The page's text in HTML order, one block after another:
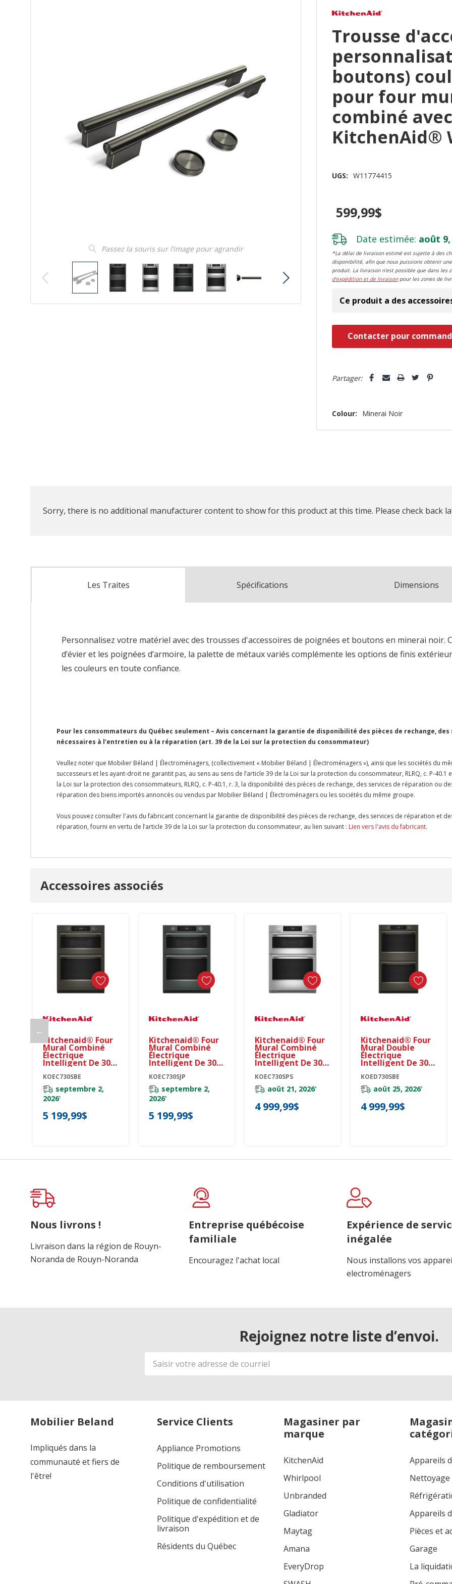
Passez la souris sur l’image pour agrandir
Trousse
boutons)
pour four
combiné
KitchenAid®
UGS: W11774415
599,99$
Date estimée: août 9,
*La délai de livraison estimé est sujette à des
disponibilité, afin que nous puissions obtenir
produit. La livraison n'est possible que dans les
d'expédition et de livraisonpour les zones de
Ce produit a des
que
Contacter pour
Partager:
Colour: Minerai Noir
Sorry, there is no additional manufacturer content to show for this product at this time. Please check back
Les Traites Spécifications Dimensions
Personnalisez votre matériel avec des trousses d'accessoires de poignées et boutons en minerai noir.
d’évier et les poignées d’armoire, la palette de métaux variés complémente les options de finis
les couleurs en toute confiance.
Pour les consommateurs du Québec seulement – Avis concernant la garantie de disponibilité des pièces de rechange,
nécessaires à l’entretien ou à la réparation (art. 39 de la Loi sur la protection du consommateur)
Veullez noter que Mobilier Béland | Électroménagers, (collectivement « Mobilier Béland | Électroménagers »), ainsi que les sociétés du
successeurs et les ayant-droit ne garantit pas, au sens au sens de l’article 39 de la Loi sur la protection du consommateur, RLRQ, c. P-
la Loi sur la protection des consommateurs, RLRQ, c. P-40.1, r. 3, la disponibilité des pièces de rechange, des services de réparation ou
réparation des biens importés annoncés ou vendus par Mobilier Béland | Électroménagers ou les sociétés du même groupe.
Vous pouvez consulter l'avis du fabricant concernant la garantie de disponibilité des pièces de rechange, des services de réparation et
réparation, fourni en vertu de l’article 39 de la Loi sur la protection du consommateur, au lien suivant : Lien vers l'avis du fabricant.
personnalisé
Accessoires associés
←
Kitchenaid® Four
Mural Combiné
Électrique
Intelligent De 30
Pouces Avec
Modes De Cuisson
Assistée - Minerai
Noir KOEC730SBE
KOEC730SBE
septembre 2,
2026*
5 199,99$
Kitchenaid® Four
Mural Combiné
Électrique
Intelligent De 30
Pouces Avec
Modes De Cuisson
Assistée -
Genévrier
KOEC730SJP
KOEC730SJP
septembre 2,
2026*
5 199,99$
Kitchenaid® Four
Mural Combiné
Électrique
Intelligent De 30
Pouces Avec
Modes De Cuisson
Assistée - Fini
PrintShield™
KOEC730SPS
KOEC730SPS
août 21, 2026*
4 999,99$
Kitchenaid® Four
Mural Double
Électrique
Intelligent De 30
Pouces Avec
Modes De Cuisson
Assistée - Minerai
Noir KOED730SBE
KOED730SBE
août 25, 2026*
4 999,99$
Nous livrons !
Livraison dans la région de Rouyn-
Noranda de Rouyn-Noranda
Entreprise québécoise
familiale
Encouragez l'achat local
Expérience de
inégalée
Nous installons vos
electroménagers
Rejoignez notre liste d’envoi.
Adresse
de
Mobilier Beland
Impliqués dans la
communauté et fiers de
l'être!
Service Clients
Appliance Promotions
Politique de remboursement
Conditions d'utilisation
Politique de confidentialité
Politique d'expédition et de
livraison
Résidents du Québec
Magasiner par
marque
KitchenAid
Whirlpool
Unbranded
Gladiator
Maytag
Amana
EveryDrop
Appareils
Nettoyage
Appareils
Pièces et
Garage
La